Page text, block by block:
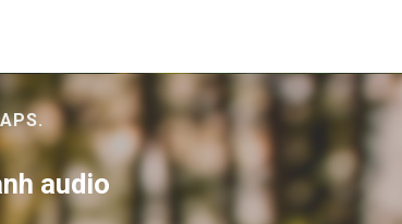
audio